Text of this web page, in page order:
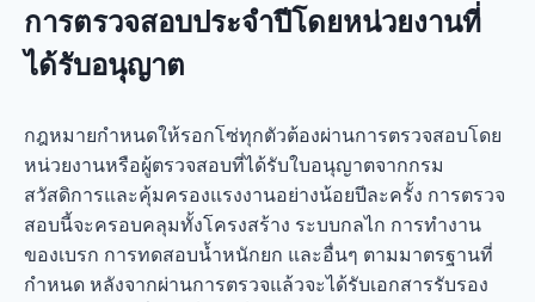
การตรวจสอบประจำปีโดยหน่วยงานที่
ได้รับอนุญาต
กฎหมายกำหนดให้รอกโซ่ทุกตัวต้องผ่านการตรวจสอบโดย
หน่วยงานหรือผู้ตรวจสอบที่ได้รับใบอนุญาตจากกรม
สวัสดิการและคุ้มครองแรงงานอย่างน้อยปีละครั้ง การตรวจ
สอบนี้จะครอบคลุมทั้งโครงสร้าง ระบบกลไก การทำงาน
ของเบรก การทดสอบน้ำหนักยก และอื่นๆ ตามมาตรฐานที่
กำหนด หลังจากผ่านการตรวจแล้วจะได้รับเอกสารรับรอง